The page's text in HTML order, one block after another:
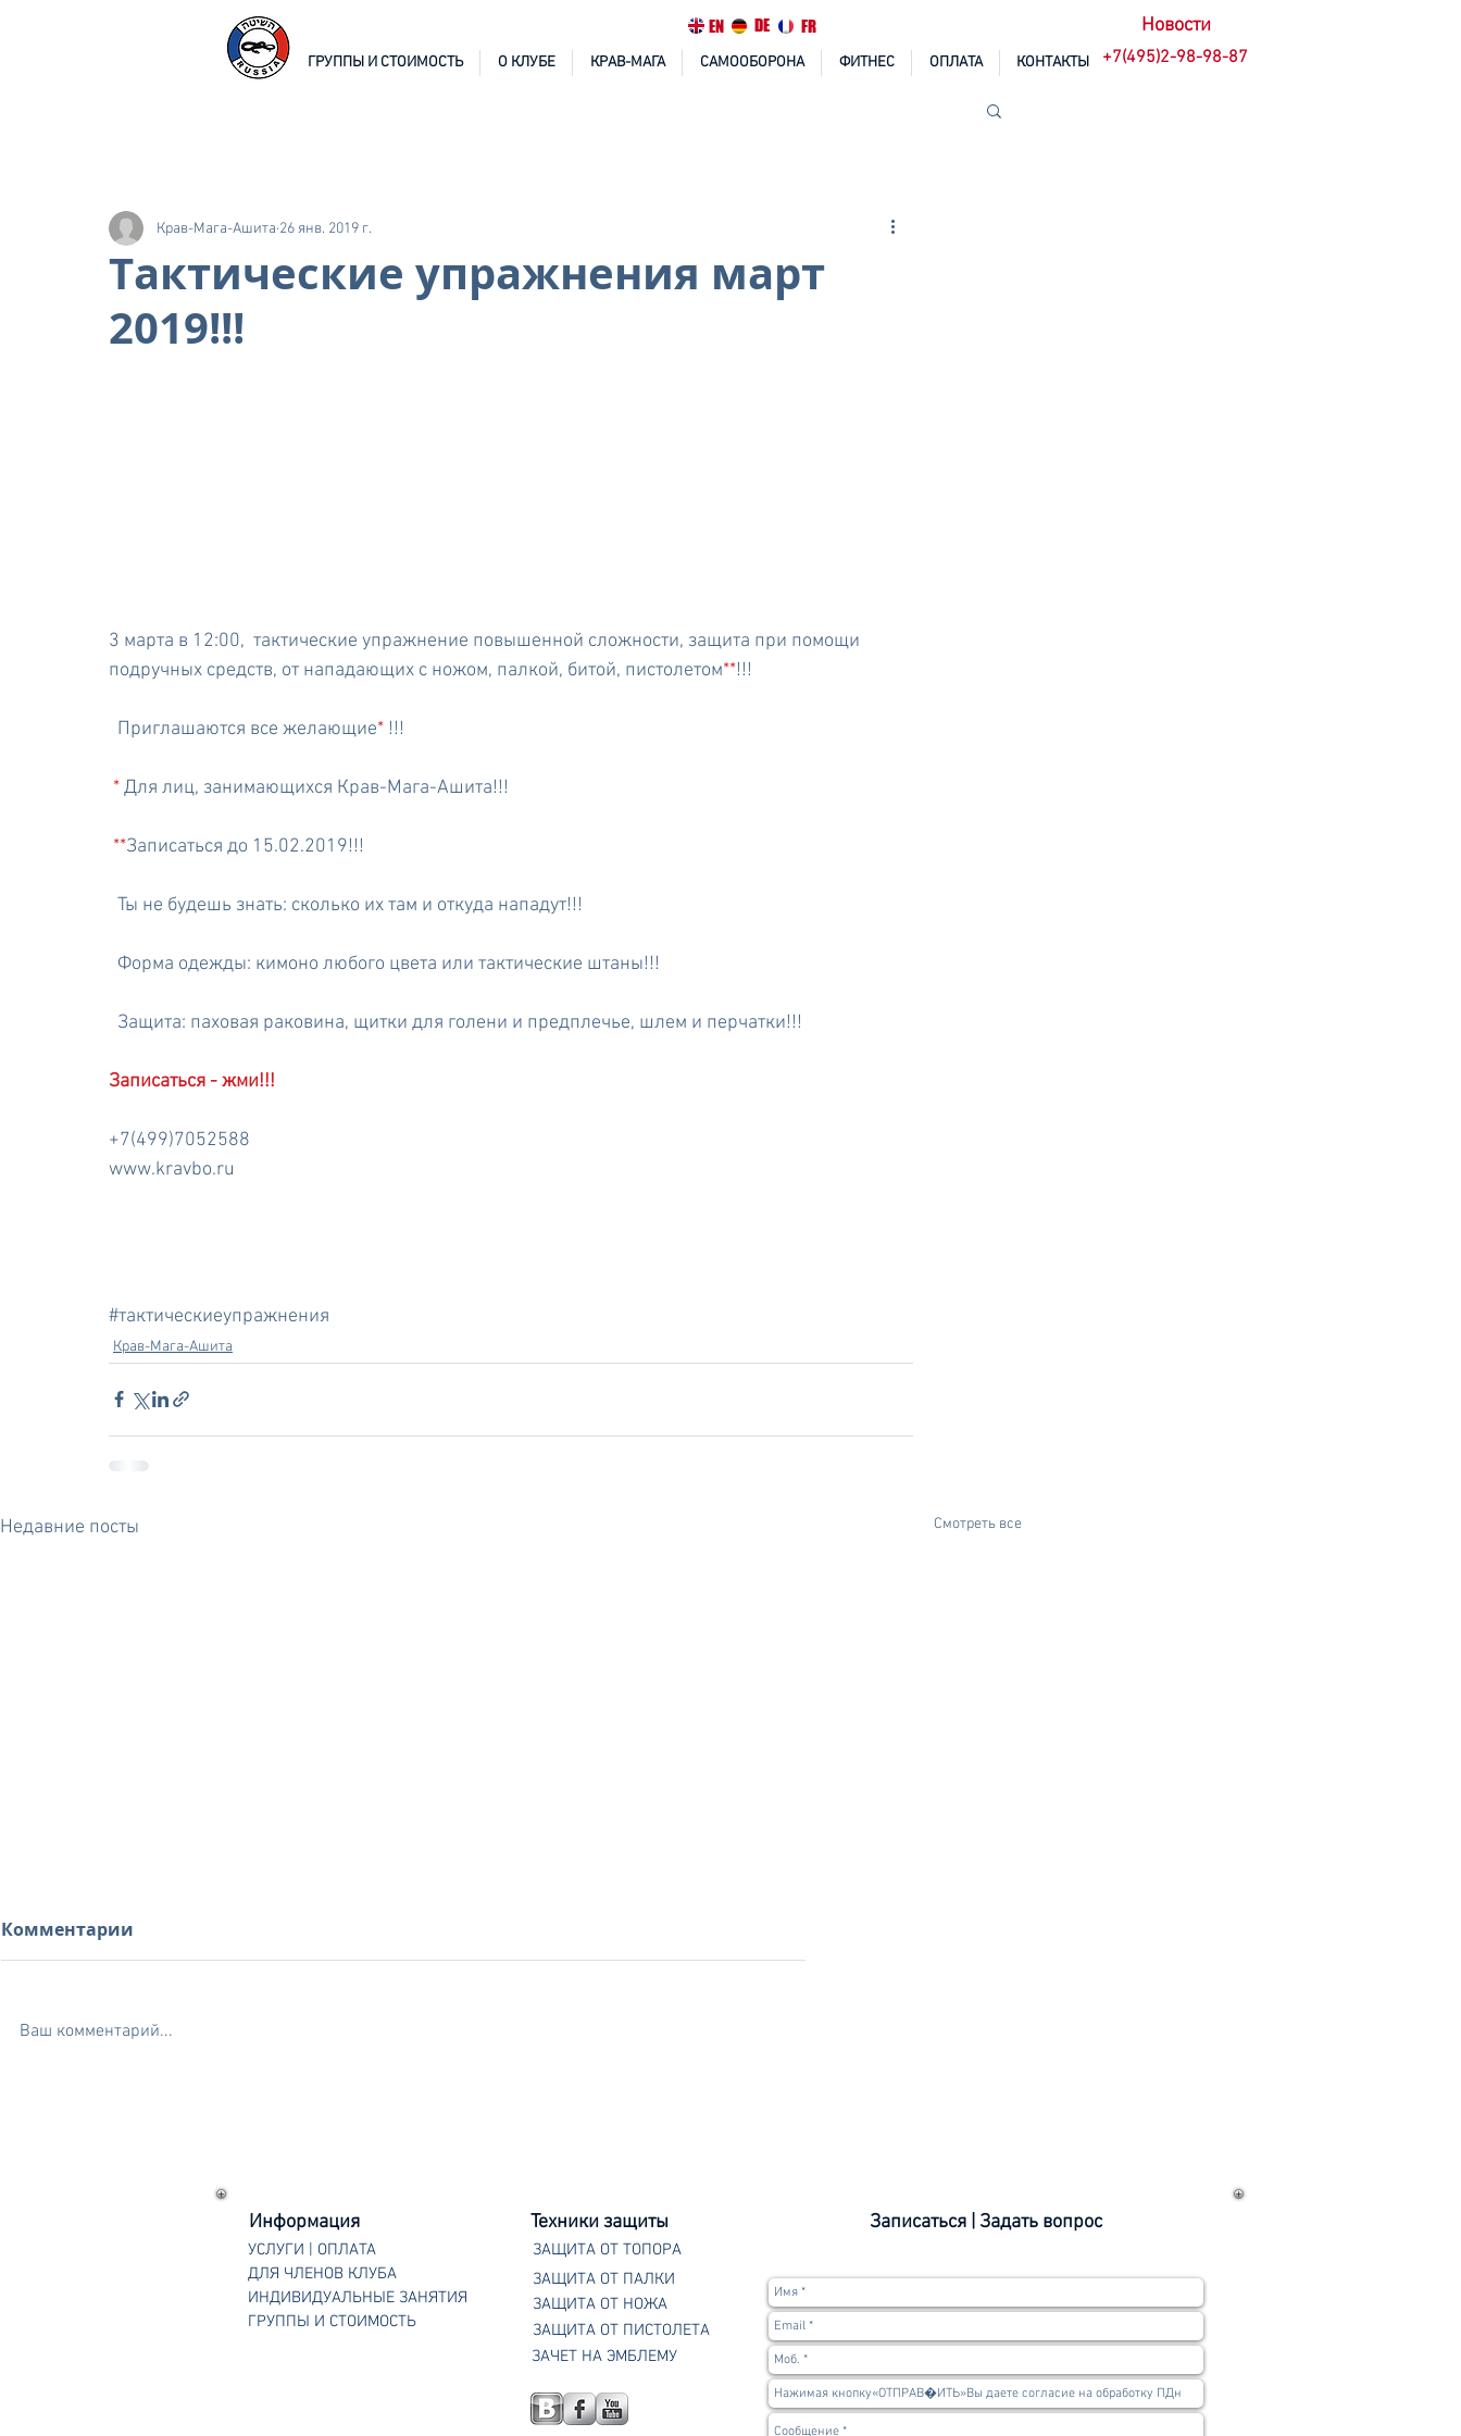
EN DE FR
ГРУППЫ И СТОИМОСТЬ О КЛУБЕ КРАВ-МАГА САМООБОРОНА ФИТНЕС ОПЛАТА КОНТАКТЫ
Новости
+7(495)2-98-98-87
Тактические упражнения март
2019!!!
Крав-Мага-Ашита 26 янв. 2019 г.
3 марта в 12:00,  тактические упражнение повышенной сложности, защита при помощи
подручных средств, от нападающих с ножом, палкой, битой, пистолетом**!!!
  Приглашаются все желающие
* !!!
* Для лиц, занимающихся Крав-Мага-Ашита!!!
**Записаться до 15.02.2019!!!
  Ты не будешь знать: сколько их там и откуда нападут!!!
  Форма одежды: кимоно любого цвета или тактические штаны!!!
  Защита: паховая раковина, щитки для голени и предплечье, шлем и перчатки!!!
Записаться - жми!!!
+7(499)7052588
www.kravbo.ru
#тактическиеупражнения
Крав-Мага-Ашита
Недавние посты Смотреть все
Комментарии
Ваш комментарий...
Информация
УСЛУГИ | ОПЛАТА
ДЛЯ ЧЛЕНОВ КЛУБА
ИНДИВИДУАЛЬНЫЕ ЗАНЯТИЯ
ГРУППЫ И СТОИМОСТЬ
Техники защиты
ЗАЩИТА ОТ ТОПОРА
ЗАЩИТА ОТ ПАЛКИ
ЗАЩИТА ОТ НОЖА
ЗАЩИТА ОТ ПИСТОЛЕТА
ЗАЧЕТ НА ЭМБЛЕМУ
Записаться | Задать вопрос